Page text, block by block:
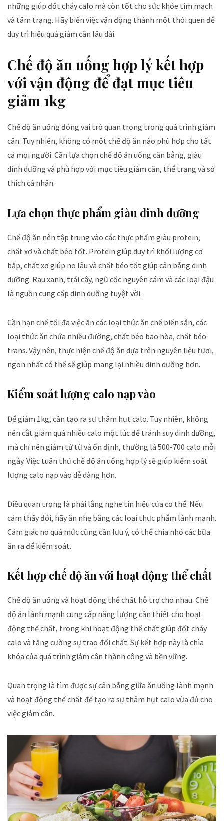
những giúp đốt cháy calo mà còn tốt cho sức khỏe tim mạch
và tâm trạng. Hãy biến việc vận động thành một thói quen để
duy trì hiệu quả giảm cân lâu dài.
Chế độ ăn uống hợp lý kết hợp
với vận động để đạt mục tiêu
giảm 1kg
Chế độ ăn uống đóng vai trò quan trọng trong quá trình giảm
cân. Tuy nhiên, không có một chế độ ăn nào phù hợp cho tất
cả mọi người. Cần lựa chọn chế độ ăn uống cân bằng, giàu
dinh dưỡng và phù hợp với mục tiêu giảm cân, thể trạng và sở
thích cá nhân.
Lựa chọn thực phẩm giàu dinh dưỡng
Chế độ ăn nên tập trung vào các thực phẩm giàu protein,
chất xơ và chất béo tốt. Protein giúp duy trì khối lượng cơ
bắp, chất xơ giúp no lâu và chất béo tốt giúp cân bằng dinh
dưỡng. Rau xanh, trái cây, ngũ cốc nguyên cám và các loại đậu
là nguồn cung cấp dinh dưỡng tuyệt vời.
Cần hạn chế tối đa việc ăn các loại thức ăn chế biến sẵn, các
loại thức ăn chứa nhiều đường, chất béo bão hòa, chất béo
trans. Vậy nên, thực hiện chế độ ăn dựa trên nguyên liệu tươi,
ngon nhất có thể sẽ giúp mang lại nhiều dinh dưỡng hơn.
Kiểm soát lượng calo nạp vào
Để giảm 1kg, cần tạo ra sự thâm hụt calo. Tuy nhiên, không
nên cắt giảm quá nhiều calo một lúc để tránh suy dinh dưỡng,
mà chỉ nên giảm từ từ và ổn định, thường là 500-700 calo mỗi
ngày. Việc tuân thủ chế độ ăn uống hợp lý sẽ giúp kiểm soát
lượng calo nạp vào dễ dàng hơn.
Điều quan trọng là phải lắng nghe tín hiệu của cơ thể. Nếu
cảm thấy đói, hãy ăn nhẹ bằng các loại thực phẩm lành mạnh.
Cảm giác no quá mức cũng cần lưu ý, có thể chia nhỏ các bữa
ăn ra để kiểm soát.
Kết hợp chế độ ăn với hoạt động thể chất
Chế độ ăn uống và hoạt động thể chất hỗ trợ cho nhau. Chế
độ ăn lành mạnh cung cấp năng lượng cần thiết cho hoạt
động thể chất, trong khi hoạt động thể chất giúp đốt cháy
calo và tăng cường sự trao đổi chất. Sự kết hợp này là chìa
khóa của quá trình giảm cân thành công và bền vững.
Quan trọng là tìm được sự cân bằng giữa ăn uống lành mạnh
và hoạt động thể chất để tạo ra sự thâm hụt calo vừa đủ cho
việc giảm cân.